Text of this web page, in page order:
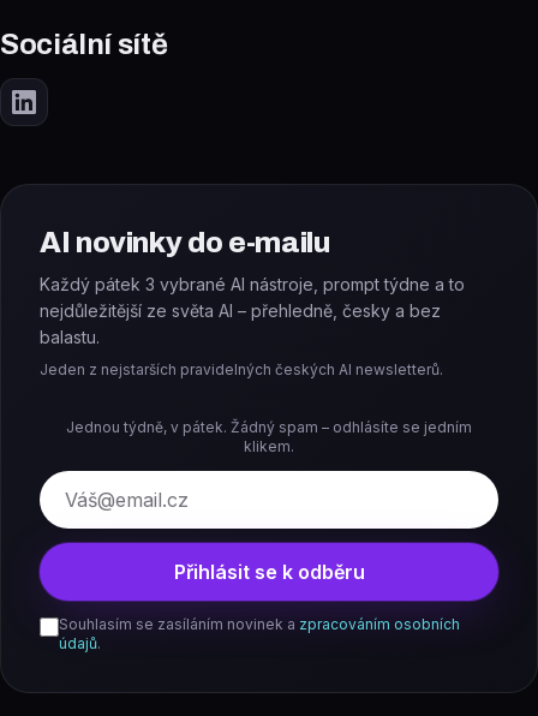
Sociální sítě
AI novinky do e-mailu
Každý pátek 3 vybrané AI nástroje, prompt týdne a to
nejdůležitější ze světa AI – přehledně, česky a bez
balastu.
Jeden z nejstarších pravidelných českých AI newsletterů.
Jednou týdně, v pátek. Žádný spam – odhlásíte se jedním
klikem.
E-mail
Přihlásit se k odběru
Souhlasím se zasíláním novinek a zpracováním osobních
údajů.